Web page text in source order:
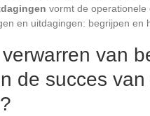
vormt de operationele
en uitdagingen: begrijpen en
van
de succes